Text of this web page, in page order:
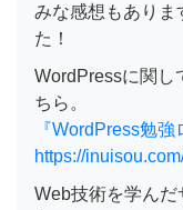
みな感想もありま
た！
WordPressに関し
ちら。
『WordPress勉強
https://
Web技術を学んだ